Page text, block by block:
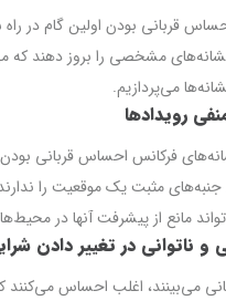
قربانی بودن اولین گام در
مشخصی را بروز دهند که
می‌پردازیم.
رویدادها
فرکانس احساس قربانی
جنبه‌های مثبت یک موقعیت را
مانع از پیشرفت آنها در
ناتوانی در تغییر دادن
می‌بینند، اغلب احساس